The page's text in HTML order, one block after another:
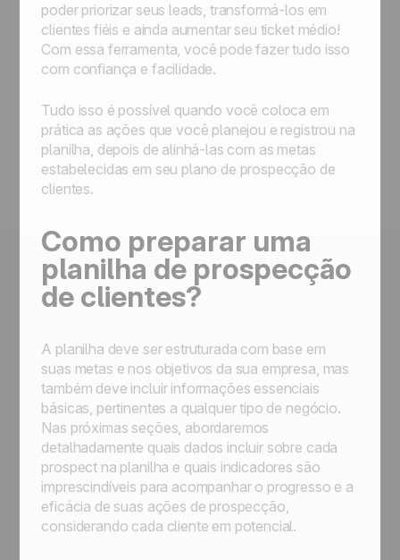
poder priorizar seus leads, transformá-los em
clientes fiéis e ainda aumentar seu ticket médio!
Com essa ferramenta, você pode fazer tudo isso
com confiança e facilidade.
Tudo isso é possível quando você coloca em
prática as ações que você planejou e registrou na
planilha, depois de alinhá-las com as metas
estabelecidas em seu plano de prospecção de
clientes.
Como preparar uma
planilha de prospecção
de clientes?
A planilha deve ser estruturada com base em
suas metas e nos objetivos da sua empresa, mas
também deve incluir informações essenciais
básicas, pertinentes a qualquer tipo de negócio.
Nas próximas seções, abordaremos
detalhadamente quais dados incluir sobre cada
prospect na planilha e quais indicadores são
imprescindíveis para acompanhar o progresso e a
eficácia de suas ações de prospecção,
considerando cada cliente em potencial.